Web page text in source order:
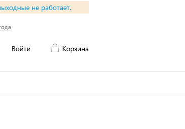
не работает.
Войти Корзина